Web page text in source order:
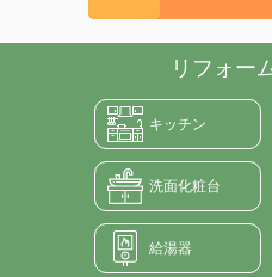
リフォー
キッチン
洗面化粧台
給湯器